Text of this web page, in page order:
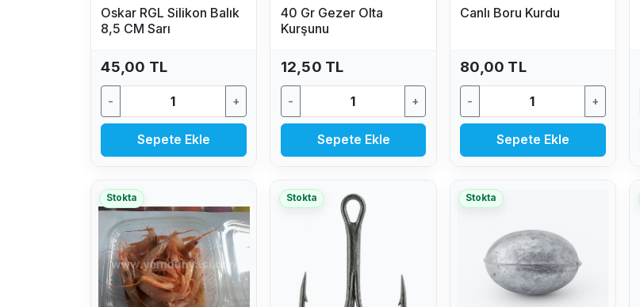
Oskar RGL Silikon Balık
8,5 CM Sarı
45,00 TL
- +
Sepete Ekle
40 Gr Gezer Olta
Kurşunu
12,50 TL
- +
Sepete Ekle
Canlı Boru Kurdu
80,00 TL
- +
Sepete Ekle
Stokta Stokta Stokta